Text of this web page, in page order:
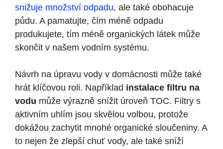
snižuje množství odpadu, ale také obohacuje
půdu. A pamatujte, čím​ méně odpadu
produkujete, tím méně organických látek může‌
skončit v našem vodním systému.
Návrh​ na úpravu vody v domácnosti může také
hrát klíčovou⁤ roli. Například instalace filtru ⁣na
vodu může výrazně snížit úroveň TOC.‍ Filtry s
aktivním ‌uhlím⁣ jsou skvělou volbou, protože⁣
dokážou zachytit mnohé organické ‌sloučeniny. A
​to nejen že zlepší chuť vody,⁢ ale také sníží